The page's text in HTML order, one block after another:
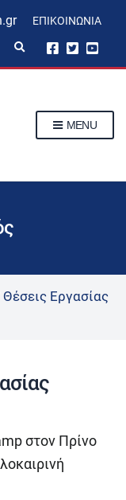
ΕΠΙΚΟΙΝΩΝΊΑ
p
MENU
Θέσεις Εργασίας
στον Πρίνο